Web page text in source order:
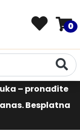
0
– pronađite
Besplatna